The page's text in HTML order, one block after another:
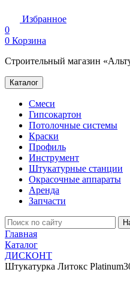
Избранное
0
0 Корзина
Строительный магазин
Каталог
Смеси
Гипсокартон
Потолочные системы
Краски
Профиль
Инструмент
Штукатурные станции
Окрасочные аппараты
Аренда
Запчасти
Главная
Каталог
ДИСКОНТ
Штукатурка Литокс